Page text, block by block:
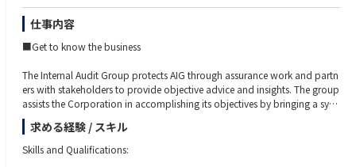
仕事内容
■Get to know the business
The Internal Audit Group protects AIG through assurance work and partn
ers with stakeholders to provide objective advice and insights. The group
assists the Corporation in accomplishing its objectives by bringing a syst
ematic and disciplined approach to evaluate and improve the effectiven
ess of AIG’s control environment, including risk management, operationa
l, financial and governance processes. In addition, we proactively engag
求める経験 / スキル
Skills and Qualifications: